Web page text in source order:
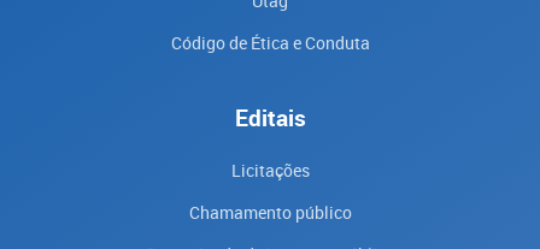
Código de Ética e Conduta
Editais
Licitações
Chamamento público